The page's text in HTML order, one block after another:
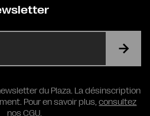
RGPDdu Plaza. La désinscription
Pour en savoir plus,consultez
nos CGU.